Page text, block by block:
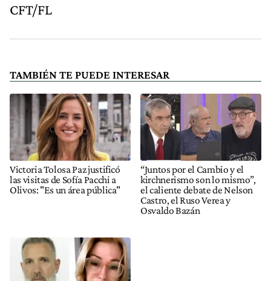
CFT/FL
TAMBIÉN TE PUEDE INTERESAR
Victoria Tolosa Paz justificó
las visitas de Sofía Pacchi a
Olivos: "Es un área pública"
“Juntos por el Cambio y el
kirchnerismo son lo mismo”,
el caliente debate de Nelson
Castro, el Ruso Verea y
Osvaldo Bazán